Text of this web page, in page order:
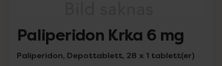
Paliperidon Krka 6 mg
Paliperidon, Depottablett, 28 x 1 tablett(er)